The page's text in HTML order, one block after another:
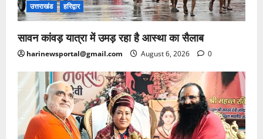
उत्तराखंड हरिद्वार
सावन कांवड़ यात्रा में उमड़ रहा है आस्था का सैलाब
harinewsportal@gmail.com August 6, 2026 0